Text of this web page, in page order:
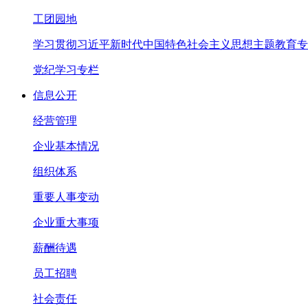
工团园地
学习贯彻习近平新时代中国特色社会主义思想主题教育
党纪学习专栏
信息公开
经营管理
企业基本情况
组织体系
重要人事变动
企业重大事项
薪酬待遇
员工招聘
社会责任